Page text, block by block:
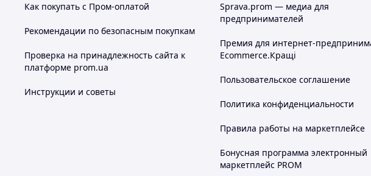
Как покупать с Пром-оплатой
Рекомендации по безопасным покупкам
Проверка на принадлежность сайта к
платформе prom.ua
Инструкции и советы
Sprava.prom — медиа для
предпринимателей
Премия для интернет-
Ecommerce.Кращі
Пользовательское соглашение
Политика конфиденциальности
Правила работы на маркетплейсе
Бонусная программа электронный
маркетплейс PROM